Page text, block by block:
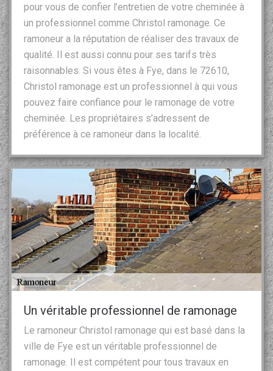
pour vous de confier l’entretien de votre cheminée à
un professionnel comme Christol ramonage. Ce
ramoneur a la réputation de réaliser des travaux de
qualité. Il est aussi connu pour ses tarifs très
raisonnables. Si vous êtes à Fye, dans le 72610,
Christol ramonage est un professionnel à qui vous
pouvez faire confiance pour le ramonage de votre
cheminée. Les propriétaires s’adressent de
préférence à ce ramoneur dans la localité.
Un véritable professionnel de ramonage
Le ramoneur Christol ramonage qui est basé dans la
ville de Fye est un véritable professionnel de
ramonage. Il est compétent pour tous travaux en